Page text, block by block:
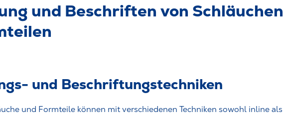
und Beschriften von Schläuchen
und Beschriftungstechniken
und Formteile können mit verschiedenen Techniken sowohl inline als